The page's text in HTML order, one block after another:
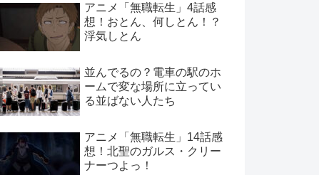
アニメ「無職転生」4話感
想！おとん、何しとん！？
浮気しとん
並んでるの？電車の駅のホ
ームで変な場所に立ってい
る並ばない人たち
アニメ「無職転生」14話感
想！北聖のガルス・クリー
ナーつよっ！